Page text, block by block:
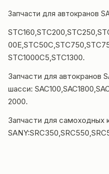
Запчасти для автокранов
STC1000C5,STC1300.
Запчасти для автокранов
шасси:
2000.
Запчасти для самоходных